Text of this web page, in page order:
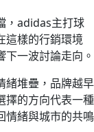
，adidas主打球
這樣的行銷環境
一波討論走向。
緒堆疊，品牌越早
擇的方向代表一種
情緒與城市的共鳴